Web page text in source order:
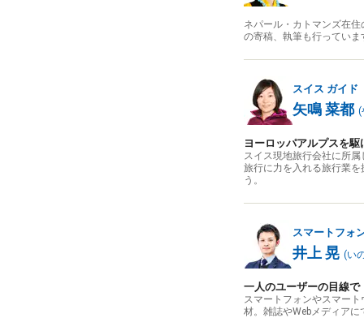
ネパール・カトマンズ在
の寄稿、執筆も行っていま
スイス ガイド
矢鳴 菜都 (
ヨーロッパアルプスを
スイス現地旅行会社に所
旅行に力を入れる旅行業
う。
スマートフォ
井上 晃 (い
一人のユーザーの目線で
スマートフォンやスマー
材。雑誌やWebメディア